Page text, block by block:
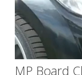
MP Board